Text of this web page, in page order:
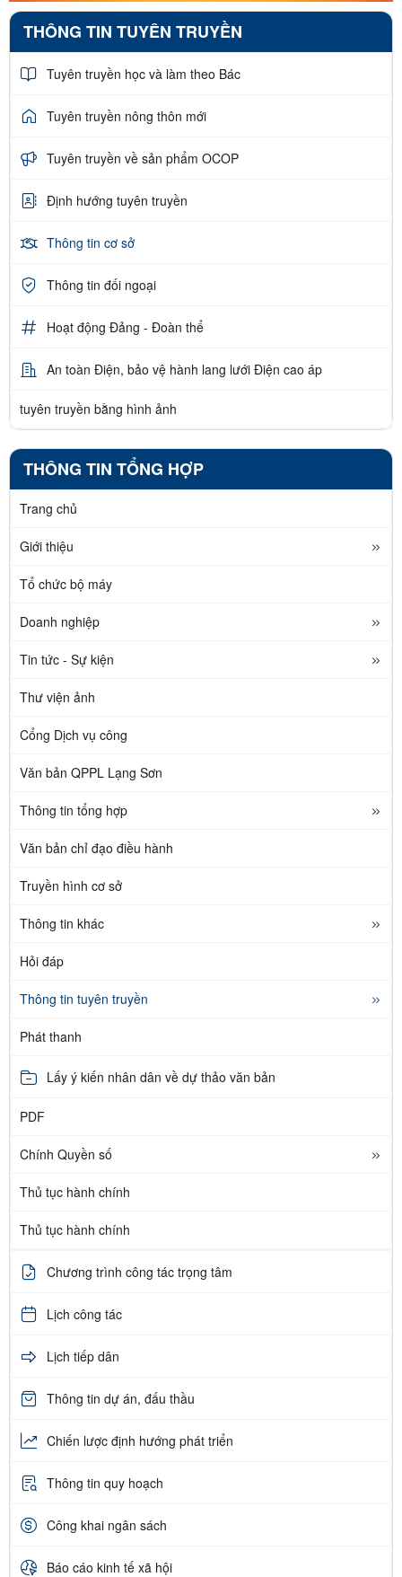
THÔNG TIN TUYÊN TRUYỀN
Tuyên truyền học và làm theo Bác
Tuyên truyền nông thôn mới
Tuyên truyền về sản phẩm OCOP
Định hướng tuyên truyền
Thông tin cơ sở
Thông tin đối ngoại
Hoạt động Đảng - Đoàn thể
An toàn Điện, bảo vệ hành lang lưới Điện cao áp
tuyên truyền bằng hình ảnh
THÔNG TIN TỔNG HỢP
Trang chủ
Giới thiệu
Tổ chức bộ máy
Doanh nghiệp
Tin tức - Sự kiện
Thư viện ảnh
Cổng Dịch vụ công
Văn bản QPPL Lạng Sơn
Thông tin tổng hợp
Văn bản chỉ đạo điều hành
Truyền hình cơ sở
Thông tin khác
Hỏi đáp
Thông tin tuyên truyền
Phát thanh
Lấy ý kiến nhân dân về dự thảo văn bản
PDF
Chính Quyền số
Thủ tục hành chính
Thủ tục hành chính
Chương trình công tác trọng tâm
Lịch công tác
Lịch tiếp dân
Thông tin dự án, đấu thầu
Chiến lược định hướng phát triển
Thông tin quy hoạch
Công khai ngân sách
Báo cáo kinh tế xã hội